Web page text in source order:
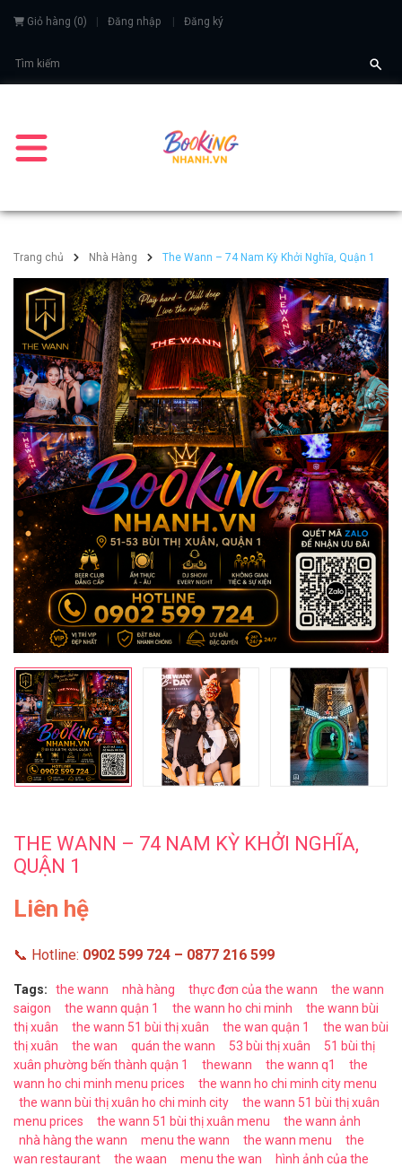
Giỏ hàng (0) Đăng nhập Đăng ký
Trang chủ Nhà Hàng The Wann – 74 Nam Kỳ Khởi Nghĩa, Quận 1
THE WANN – 74 NAM KỲ KHỞI NGHĨA,
QUẬN 1
Liên hệ
📞 Hotline: 0902 599 724 – 0877 216 599
Tags: the wann nhà hàng thực đơn của the wann
the wann
saigon
the wann quận 1 the wann ho chi minh
the wann bùi
thị xuân
the wann 51 bùi thị xuân the wan quận 1
the wan bùi
thị xuân
the wan quán the wann 53 bùi thị xuân
51 bùi thị
xuân phường bến thành quận 1
thewann the wann q1
the
wann ho chi minh menu prices
the wann ho chi minh city menu
the wann bùi thị xuân ho chi minh city
the wann 51 bùi thị xuân
menu prices
the wann 51 bùi thị xuân menu
the wann ảnh
nhà hàng the wann
menu the wann the wann menu
the
wan restaurant
the waan menu the wan
hình ảnh của the